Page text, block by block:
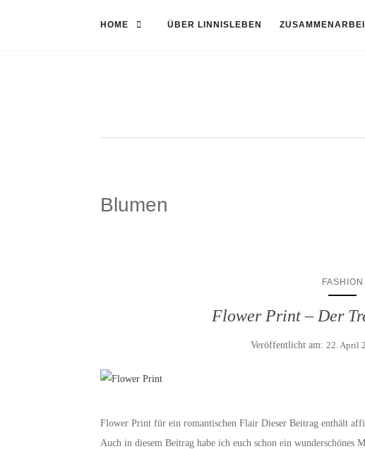
HOME ÜBER LINNISLEBEN
Blumen
FASHION
Flower Print – Der
Veröffentlicht am: 22. April
Flower Print für ein romantischen Flair Dieser Beitrag enthält
Auch in diesem Beitrag habe ich euch schon ein